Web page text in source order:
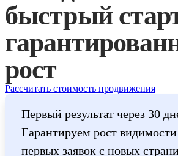
быстрый
рост
Рассчитать стоимость продвижения
Первый результат через 30
Гарантируем рост
первых заявок с новых